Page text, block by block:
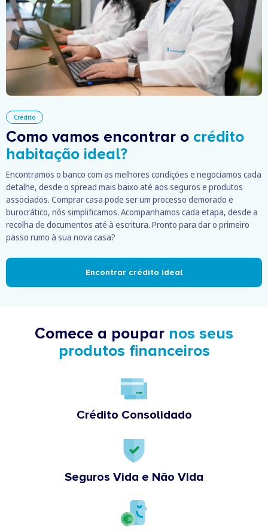
Crédito
Como vamos encontrar o crédito
habitação ideal?
Encontramos o banco com as melhores condições e negociamos cada
detalhe, desde o spread mais baixo até aos seguros e produtos
associados. Comprar casa pode ser um processo demorado e
burocrático, nós simplificamos. Acompanhamos cada etapa, desde a
recolha de documentos até à escritura. Pronto para dar o primeiro
passo rumo à sua nova casa?
Encontrar crédito ideal
Comece a poupar nos seus
produtos financeiros
Crédito Consolidado
Seguros Vida e Não Vida